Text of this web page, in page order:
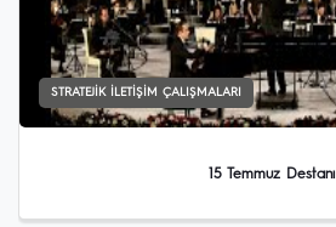
STRATEJIK İLETIŞIM ÇALIŞMALARI
15 Temmuz Destanı